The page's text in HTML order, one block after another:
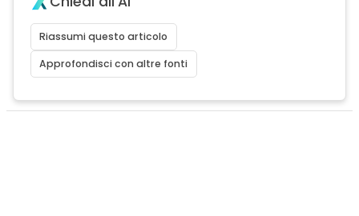
Riassumi questo articolo
Approfondisci con altre fonti